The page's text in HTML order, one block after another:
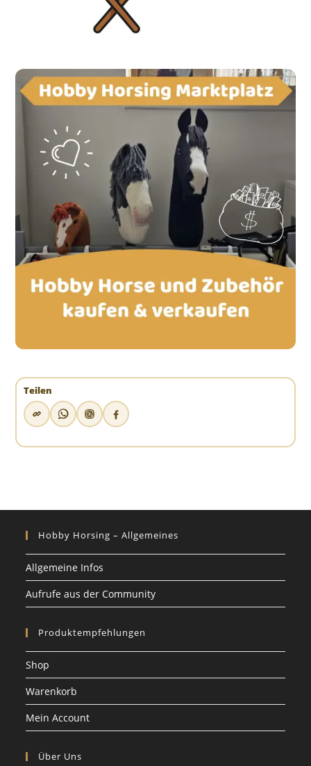
Teilen
Hobby Horsing – Allgemeines
Allgemeine Infos
Aufrufe aus der Community
Produktempfehlungen
Shop
Warenkorb
Mein Account
Über Uns